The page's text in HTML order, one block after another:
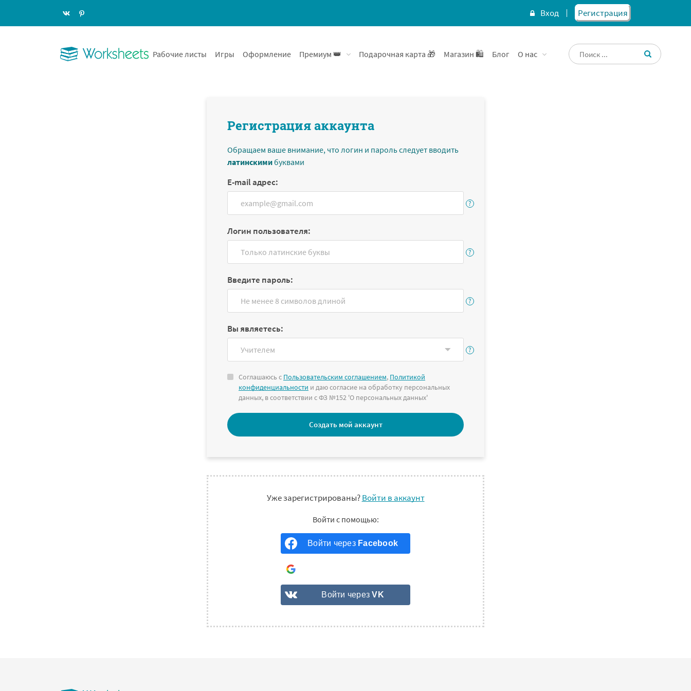
Вход Регистрация
Рабочие листы Игры Оформление Премиум 👑 Подарочная карта 🎁 Магазин 🛍️ Блог О нас
Регистрация аккаунта
Обращаем ваше внимание, что логин и пароль следует вводить
латинскимибуквами
E-mail адрес:
Логин пользователя:
Введите пароль:
Вы являетесь:
Соглашаюсь с Пользовательским соглашением, Политикой
конфиденциальности и даю согласие на обработку персональных
данных, в соответствии с ФЗ №152 'О персональных данных'
Уже зарегистрированы?Войти в аккаунт
Войти через Facebook
Войти черезVK